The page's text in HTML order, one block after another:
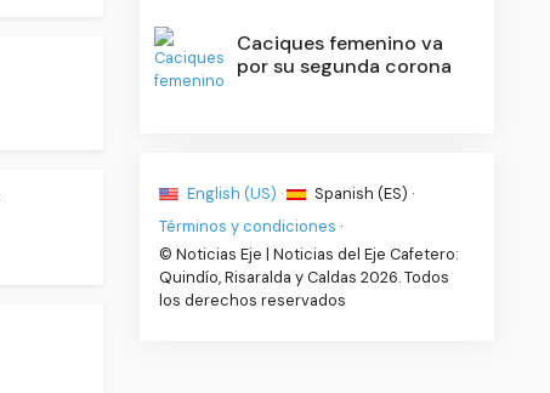
Caciques femenino va
por su segunda corona
English (US) ·
Spanish (ES) ·
Términos y condiciones ·
© Noticias Eje | Noticias del Eje Cafetero:
Quindío, Risaralda y Caldas 2026. Todos
los derechos reservados